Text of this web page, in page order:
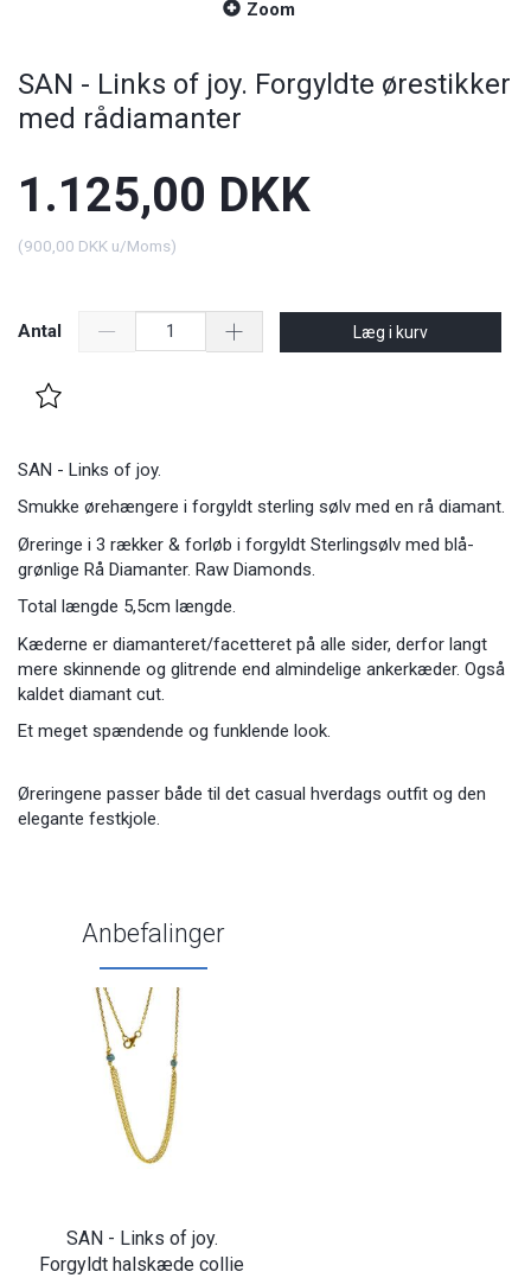
Zoom
SAN - Links of joy. Forgyldte ørestikker
med rådiamanter
1.125,00 DKK
(900,00 DKK u/Moms)
Antal Læg i kurv
SAN - Links of joy.
Smukke ørehængere i forgyldt sterling sølv med en rå diamant.
Øreringe i 3 rækker & forløb i forgyldt Sterlingsølv med blå-
grønlige Rå Diamanter. Raw Diamonds.
Total længde 5,5cm længde.
Kæderne er diamanteret/facetteret på alle sider, derfor langt
mere skinnende og glitrende end almindelige ankerkæder. Også
kaldet diamant cut.
Et meget spændende og funklende look.
Øreringene passer både til det casual hverdags outfit og den
elegante festkjole.
Anbefalinger
SAN - Links of joy.
Forgyldt halskæde collie